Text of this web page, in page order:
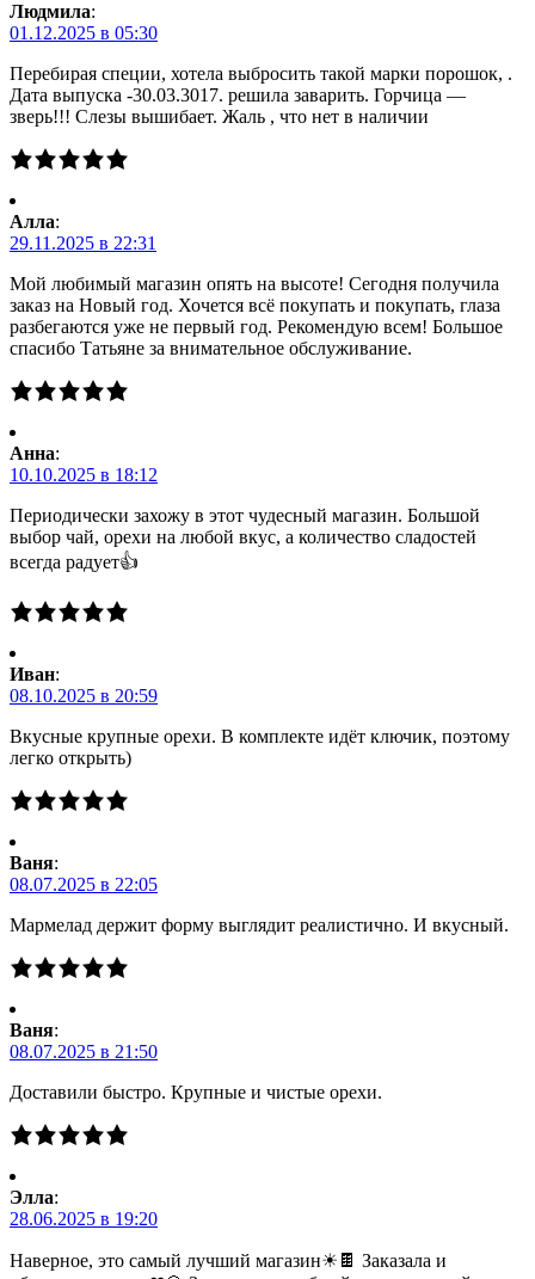
Людмила:
01.12.2025 в 05:30
Перебирая специи, хотела выбросить такой марки порошок, .
Дата выпуска -30.03.3017. решила заварить. Горчица —
зверь!!! Слезы вышибает. Жаль , что нет в наличии
Алла:
29.11.2025 в 22:31
Мой любимый магазин опять на высоте! Сегодня получила
заказ на Новый год. Хочется всё покупать и покупать, глаза
разбегаются уже не первый год. Рекомендую всем! Большое
спасибо Татьяне за внимательное обслуживание.
Анна:
10.10.2025 в 18:12
Периодически захожу в этот чудесный магазин. Большой
выбор чай, орехи на любой вкус, а количество сладостей
всегда радует👍
Иван:
08.10.2025 в 20:59
Вкусные крупные орехи. В комплекте идёт ключик, поэтому
легко открыть)
Ваня:
08.07.2025 в 22:05
Мармелад держит форму выглядит реалистично. И вкусный.
Ваня:
08.07.2025 в 21:50
Доставили быстро. Крупные и чистые орехи.
Элла:
28.06.2025 в 19:20
Наверное, это самый лучший магазин☀🍫 Заказала и